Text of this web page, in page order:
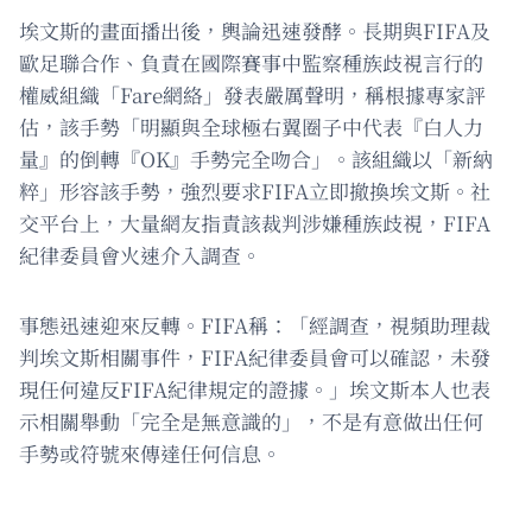
埃文斯的畫面播出後，輿論迅速發酵。長期與FIFA及
歐足聯合作、負責在國際賽事中監察種族歧視言行的
權威組織「Fare網絡」發表嚴厲聲明，稱根據專家評
估，該手勢「明顯與全球極右翼圈子中代表『白人力
量』的倒轉『OK』手勢完全吻合」。該組織以「新納
粹」形容該手勢，強烈要求FIFA立即撤換埃文斯。社
交平台上，大量網友指責該裁判涉嫌種族歧視，FIFA
紀律委員會火速介入調查。
事態迅速迎來反轉。FIFA稱：「經調查，視頻助理裁
判埃文斯相關事件，FIFA紀律委員會可以確認，未發
現任何違反FIFA紀律規定的證據。」埃文斯本人也表
示相關舉動「完全是無意識的」，不是有意做出任何
手勢或符號來傳達任何信息。